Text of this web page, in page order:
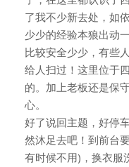
了我不少新去处，如
少少的经验本狼出动
比较安全少少，有些
给人扫过！这里位于
的。加上老板还是保
心。
好了说回主题，好停
然沐足去吧！到前台
有时候不用)，换衣服